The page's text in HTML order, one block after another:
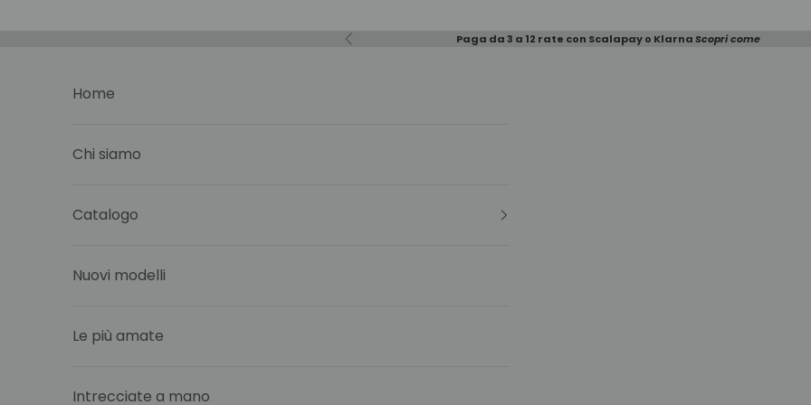
Precedente Paga da 3 a 12 rate con Scalapay o KlarnaScopri come
Home
Chi siamo
Catalogo
Nuovi modelli
Le più amate
Intrecciate a mano